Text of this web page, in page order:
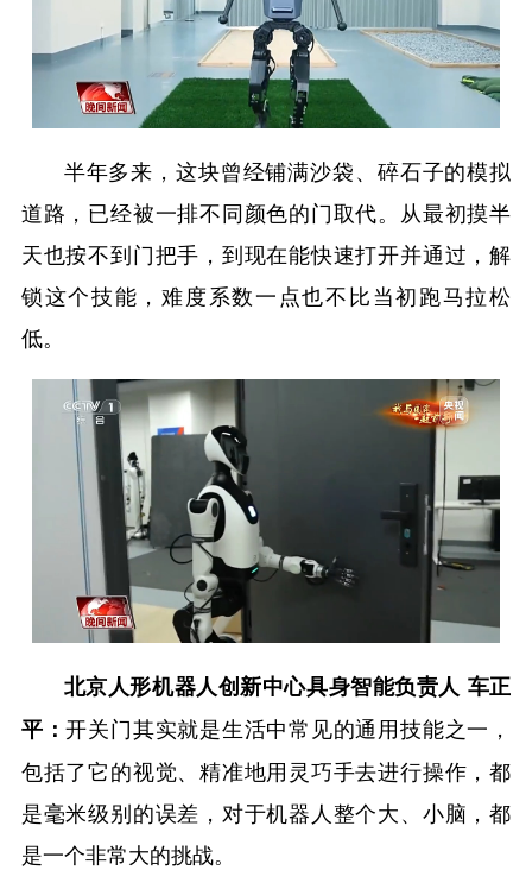
半年多来，这块曾经铺满沙袋、碎石子的模拟
道路，已经被一排不同颜色的门取代。从最初摸半
天也按不到门把手，到现在能快速打开并通过，解
锁这个技能，难度系数一点也不比当初跑马拉松
低。
北京人形机器人创新中心具身智能负责人 车正
平：开关门其实就是生活中常见的通用技能之一，
包括了它的视觉、精准地用灵巧手去进行操作，都
是毫米级别的误差，对于机器人整个大、小脑，都
是一个非常大的挑战。